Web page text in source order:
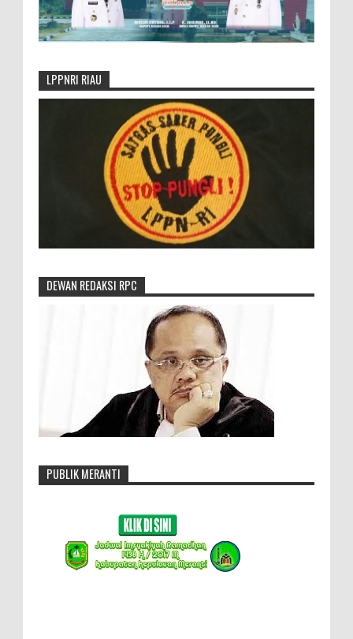
LPPNRI RIAU
DEWAN REDAKSI RPC
PUBLIK MERANTI